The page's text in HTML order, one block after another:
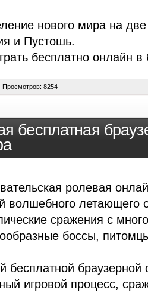
нового мира на
и Пустошь.
бесплатно онлайн в
Просмотров: 8254
бесплатная
ролевая
волшебного летающего
сражения с
боссы,
бесплатной браузерной
игровой процесс,